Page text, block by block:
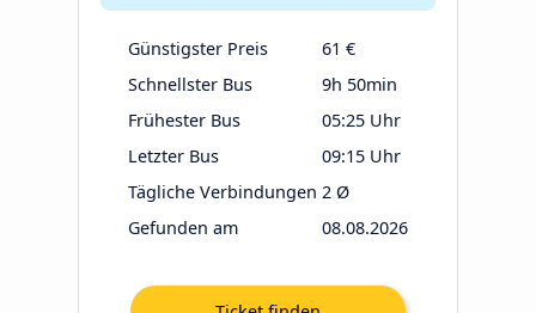
Günstigster Preis
61 €
Schnellster Bus
9h 50min
Frühester Bus
05:25 Uhr
Letzter Bus
09:15 Uhr
Tägliche Verbindungen 2 Ø
Gefunden am
08.08.2026